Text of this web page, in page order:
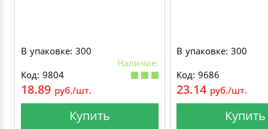
В упаковке: 300
Наличие:
Код: 9804
18.89 руб./шт.
Купить
В упаковке: 300
Код: 9686
23.14 руб./шт.
Купить